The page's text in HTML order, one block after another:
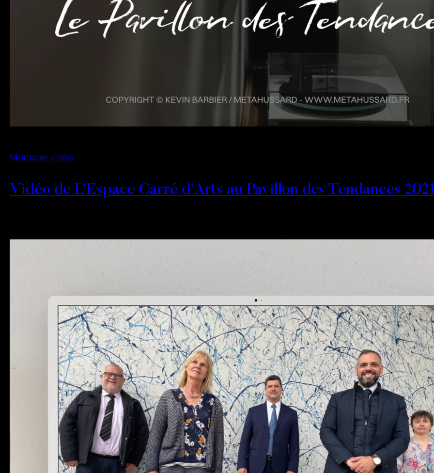
Montage vidéo
Vidéo de L’Espace Carré d’Arts au Pavillon des Tendances